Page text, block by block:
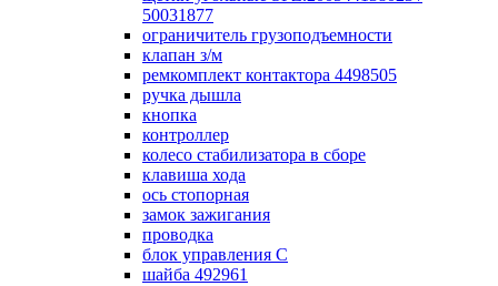
50031877
ограничитель грузоподъемности
клапан з/м
ремкомплект контактора 4498505
ручка дышла
кнопка
контроллер
колесо стабилизатора в сборе
клавиша хода
ось стопорная
замок зажигания
проводка
блок управления С
шайба 492961